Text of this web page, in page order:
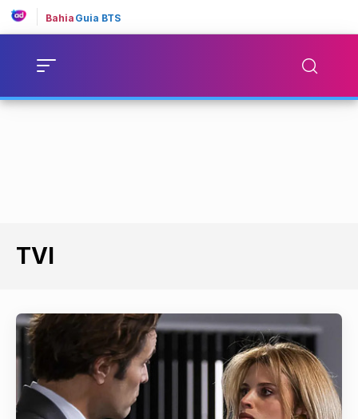
Bahia Guia BTS
TVI